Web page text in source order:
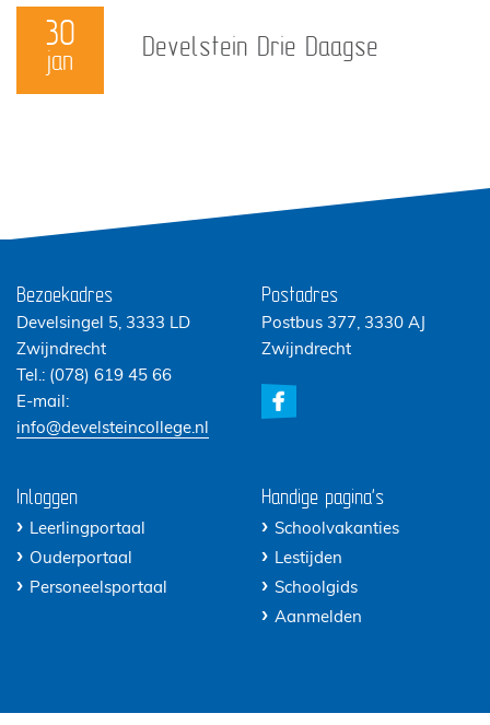
30
jan
Develstein Drie Daagse
Bezoekadres
Develsingel 5, 3333 LD
Zwijndrecht
Tel.: (078) 619 45 66
E-mail:
info@develsteincollege.nl
Postadres
Postbus 377, 3330 AJ
Zwijndrecht
Inloggen
Leerlingportaal
Ouderportaal
Personeelsportaal
Handige pagina's
Schoolvakanties
Lestijden
Schoolgids
Aanmelden